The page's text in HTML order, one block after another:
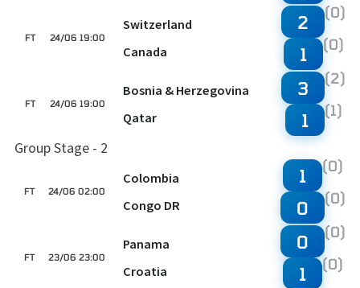
24/06 19:00
FT
Switzerland
Canada
2 (0)
1 (0)
24/06 19:00
FT
Bosnia & Herzegovina
Qatar
3 (2)
1 (1)
Group Stage - 2
24/06 02:00
FT
Colombia
Congo DR
1 (0)
0 (0)
23/06 23:00
FT
Panama
Croatia
0 (0)
1 (0)